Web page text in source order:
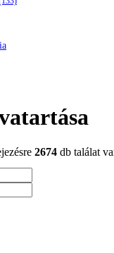
2674 db találat